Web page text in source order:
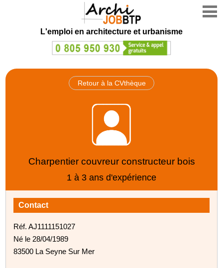
L'emploi en architecture et urbanisme
Retour à la CVthèque
Charpentier couvreur constructeur bois
1 à 3 ans d'expérience
Contact
Réf. AJ1111151027
Né le 28/04/1989
83500 La Seyne Sur Mer